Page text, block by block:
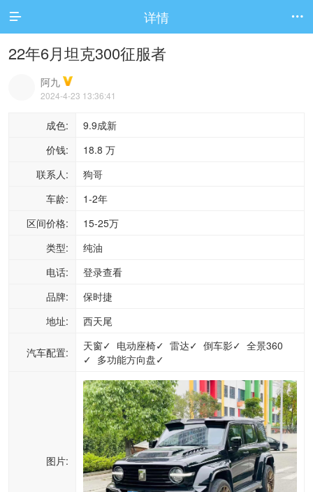
 详情 
22年6月坦克300征服者
阿九
2024-4-23 13:36:41
成色:
9.9成新
价钱:
18.8 万
联系人:
狗哥
车龄:
1-2年
区间价格:
15-25万
类型:
纯油
电话:
登录查看
品牌:
保时捷
地址:
西天尾
汽车配置:
天窗✓ 电动座椅✓ 雷达✓ 倒车影✓ 全景360
✓ 多功能方向盘✓
图片: